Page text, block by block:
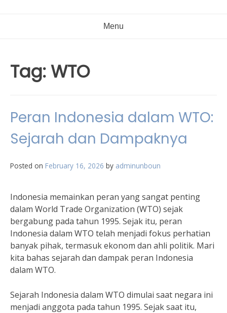
Menu
Tag:WTO
Peran Indonesia dalam WTO:
Sejarah dan Dampaknya
Posted on February 16, 2026 by adminunboun
Indonesia memainkan peran yang sangat penting
dalam World Trade Organization (WTO) sejak
bergabung pada tahun 1995. Sejak itu, peran
Indonesia dalam WTO telah menjadi fokus perhatian
banyak pihak, termasuk ekonom dan ahli politik. Mari
kita bahas sejarah dan dampak peran Indonesia
dalam WTO.
Sejarah Indonesia dalam WTO dimulai saat negara ini
menjadi anggota pada tahun 1995. Sejak saat itu,